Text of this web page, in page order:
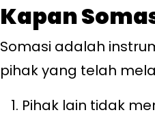
Kapan
Somasi adalah
pihak yang telah
Pihak lain tidak